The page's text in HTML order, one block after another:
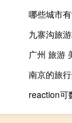
哪些城市
九寨沟旅
广州 旅游
南京的旅
reaction可